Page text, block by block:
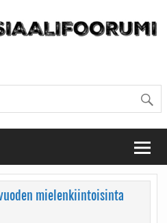
/ Suomen
Lähteellä, Helsingissä
mielenkiintoisinta